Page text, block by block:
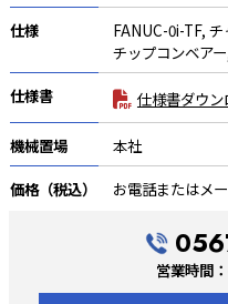
仕様
FANUC-0i-TF,
チップコンベア
仕様書
仕様書ダウン
機械置場
本社
価格（税込）
お電話またはメ
営業時間